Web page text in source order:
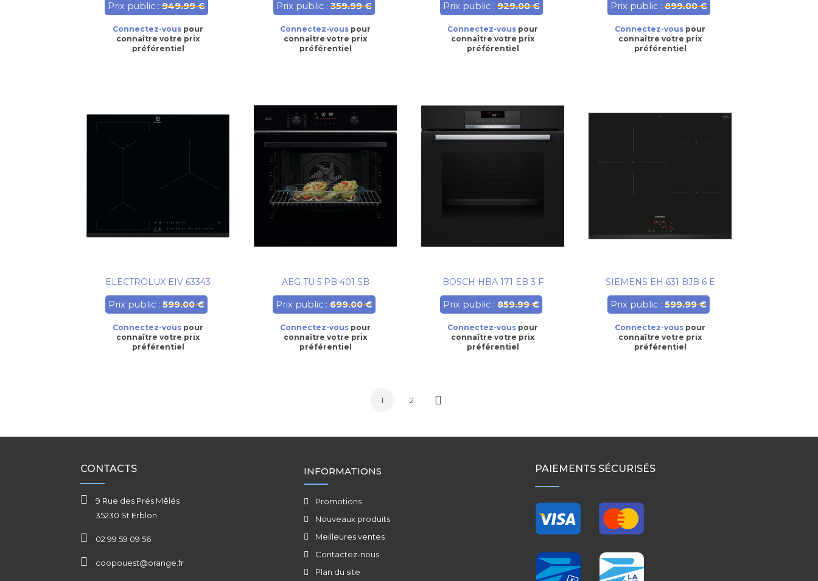
Prix public : 949.99 €
Connectez-vous pour
connaître votre prix
préférentiel
Prix public :359.99 €
Connectez-vous pour
connaître votre prix
préférentiel
Prix public :929.00 €
Connectez-vous pour
connaître votre prix
préférentiel
Prix public :899.00 €
Connectez-vous pour
connaître votre prix
préférentiel
ELECTROLUX EIV 63343
Prix public : 599.00 €
Connectez-vous pour
connaître votre prix
préférentiel
AEG TU 5 PB 401 SB
Prix public :699.00 €
Connectez-vous pour
connaître votre prix
préférentiel
BOSCH HBA 171 EB 3 F
Prix public : 859.99 €
Connectez-vous pour
connaître votre prix
préférentiel
SIEMENS EH 631 BJB 6 E
Prix public : 599.99 €
Connectez-vous pour
connaître votre prix
préférentiel
1 2
Suivant
CONTACTS
9 Rue des Prés Mêlés
35230 St Erblon
02 99 59 09 56
coopouest@orange.fr
INFORMATIONS
Promotions
Nouveaux produits
Meilleures ventes
Contactez-nous
Plan du site
PAIEMENTS SÉCURISÉS